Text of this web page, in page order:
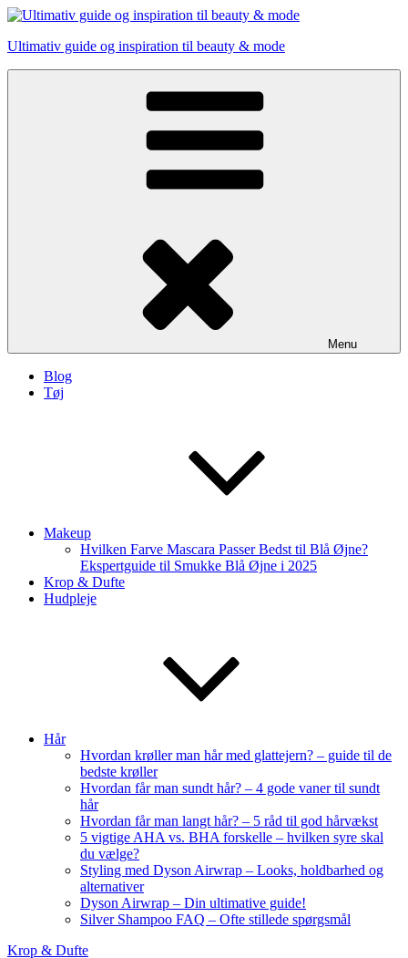
Skip
content
Ultimativ guide og inspiration til beauty & mode
Menu
Blog
Tøj
Makeup
Hvilken Farve Mascara Passer Bedst til Blå Øjne?
Ekspertguide til Smukke Blå Øjne i 2025
Krop & Dufte
Hudpleje
Hår
Hvordan krøller man hår med glattejern? – guide til de
bedste krøller
Hvordan får man sundt hår? – 4 gode vaner til sundt
hår
Hvordan får man langt hår? – 5 råd til god hårvækst
5 vigtige AHA vs. BHA forskelle – hvilken syre skal
du vælge?
Styling med Dyson Airwrap – Looks, holdbarhed og
alternativer
Dyson Airwrap – Din ultimative guide!
Silver Shampoo FAQ – Ofte stillede spørgsmål
Krop & Dufte